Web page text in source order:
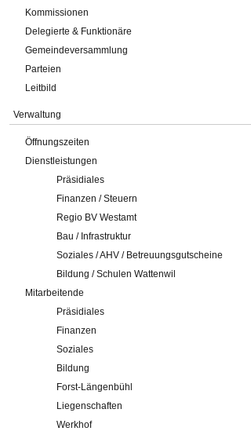
Kommissionen
Delegierte & Funktionäre
Gemeindeversammlung
Parteien
Leitbild
Verwaltung
Öffnungszeiten
Dienstleistungen
Präsidiales
Finanzen / Steuern
Regio BV Westamt
Bau / Infrastruktur
Soziales / AHV / Betreuungsgutscheine
Bildung / Schulen Wattenwil
Mitarbeitende
Präsidiales
Finanzen
Soziales
Bildung
Forst-Längenbühl
Liegenschaften
Werkhof